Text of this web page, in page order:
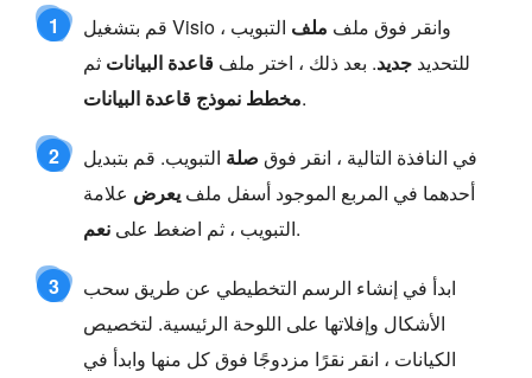
1 قم بتشغيل Visio ، وانقر فوق ملف ملف التبويب
للتحديد جديد. بعد ذلك ، اختر ملف قاعدة البيانات ثم
مخطط نموذج قاعدة البيانات.
2 في النافذة التالية ، انقر فوق صلة التبويب. قم بتبديل
أحدهما في المربع الموجود أسفل ملف يعرض علامة
التبويب ، ثم اضغط على نعم .
3
ابدأ في إنشاء الرسم التخطيطي عن طريق سحب
الأشكال وإفلاتها على اللوحة الرئيسية. لتخصيص
الكيانات ، انقر نقرًا مزدوجًا فوق كل منها وابدأ في